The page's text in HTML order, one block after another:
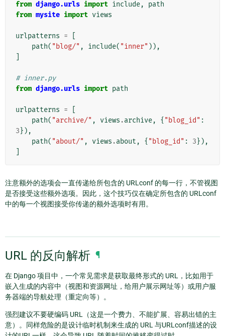
from django.urls import include,
path
from mysite import views
urlpatterns =
path( "blog/" , include( "inner" )),
# inner.py
from django.urls import path
urlpatterns =
path( "archive/" , views .archive, { "blog_id" :
3}),
path( "about/" , views .about , { "blog_id" : 3}),
注意额外的选项会一直传递给所包含的 URLconf 的每一行，不管视图
是否接受这些额外选项。因此，这个技巧仅在确定所包含的 URLconf
中的每一个视图接受你传递的额外选项时有用。
URL 的反向解析 ¶
在 Django 项目中，一个常见需求是获取最终形式的 URL，比如用于
嵌入生成的内容中（视图和资源网址，给用户展示网址等）或用户服
务器端的导航处理（重定向等）。
强烈建议不要硬编码 URL（这是一个费力、不能扩展、容易出错的主
意）。同样危险的是设计临时机制来生成的 URL 与URLconf描述的设